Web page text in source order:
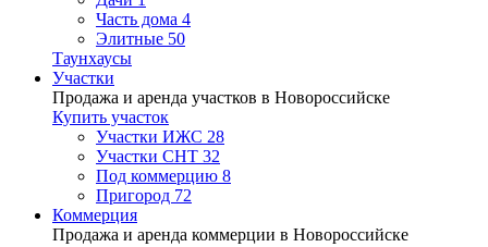
Часть дома 4
Элитные 50
Таунхаусы
Участки
Продажа и аренда участков в Новороссийске
Купить участок
Участки ИЖС 28
Участки СНТ 32
Под коммерцию 8
Пригород 72
Коммерция
Продажа и аренда коммерции в Новороссийске